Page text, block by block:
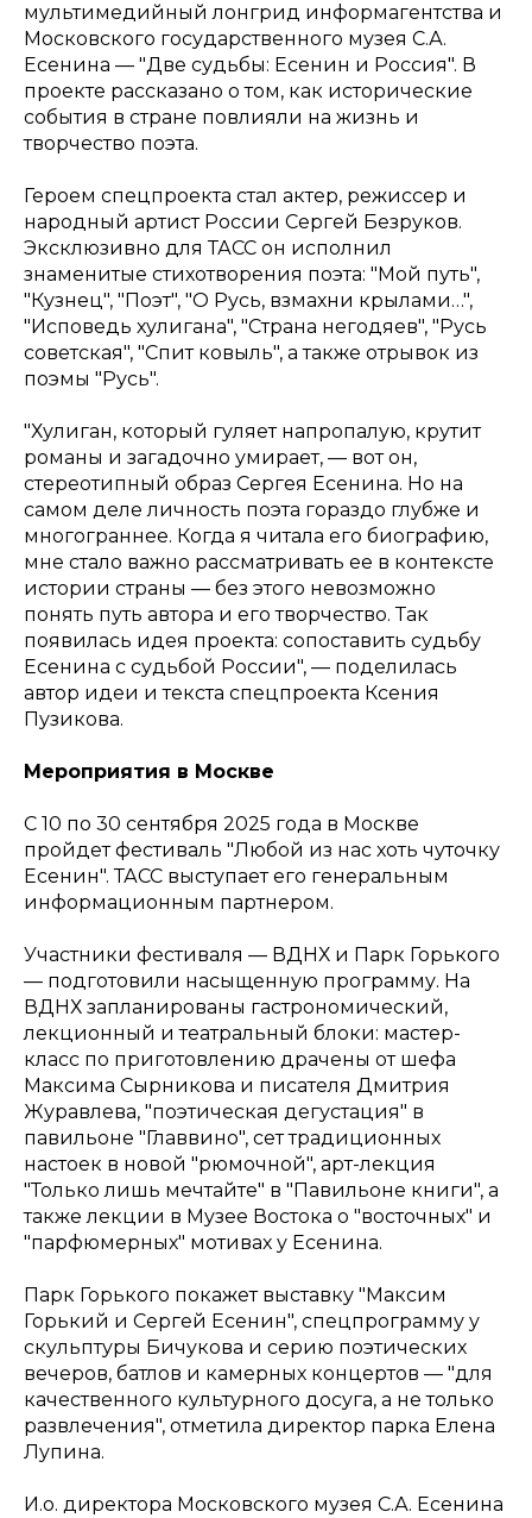
мультимедийный лонгрид информагентства и
Московского государственного музея C.А.
Есенина — "Две судьбы: Есенин и Россия". В
проекте рассказано о том, как исторические
события в стране повлияли на жизнь и
творчество поэта.
Героем спецпроекта стал актер, режиссер и
народный артист России Сергей Безруков.
Эксклюзивно для ТАСС он исполнил
знаменитые стихотворения поэта: "Мой путь",
"Кузнец", "Поэт", "О Русь, взмахни крылами…",
"Исповедь хулигана", "Страна негодяев", "Русь
советская", "Спит ковыль", а также отрывок из
поэмы "Русь".
"Хулиган, который гуляет напропалую, крутит
романы и загадочно умирает, — вот он,
стереотипный образ Сергея Есенина. Но на
самом деле личность поэта гораздо глубже и
многограннее. Когда я читала его биографию,
мне стало важно рассматривать ее в контексте
истории страны — без этого невозможно
понять путь автора и его творчество. Так
появилась идея проекта: сопоставить судьбу
Есенина с судьбой России", — поделилась
автор идеи и текста спецпроекта Ксения
Пузикова.
Мероприятия в Москве
С 10 по 30 сентября 2025 года в Москве
пройдет фестиваль "Любой из нас хоть чуточку
Есенин". ТАСС выступает его генеральным
информационным партнером.
Участники фестиваля — ВДНХ и Парк Горького
— подготовили насыщенную программу. На
ВДНХ запланированы гастрономический,
лекционный и театральный блоки: мастер-
класс по приготовлению драчены от шефа
Максима Сырникова и писателя Дмитрия
Журавлева, "поэтическая дегустация" в
павильоне "Главвино", сет традиционных
настоек в новой "рюмочной", арт-лекция
"Только лишь мечтайте" в "Павильоне книги", а
также лекции в Музее Востока о "восточных" и
"парфюмерных" мотивах у Есенина.
Парк Горького покажет выставку "Максим
Горький и Сергей Есенин", спецпрограмму у
скульптуры Бичукова и серию поэтических
вечеров, батлов и камерных концертов — "для
качественного культурного досуга, а не только
развлечения", отметила директор парка Елена
Лупина.
И.о. директора Московского музея С.А. Есенина